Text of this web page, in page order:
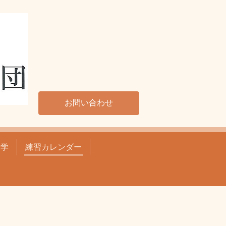
お問い合わせ
練習カレンダー